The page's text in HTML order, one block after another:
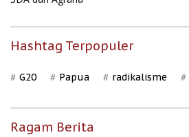
Hashtag Terpopuler
G20 Papua radikalisme
Ragam Berita